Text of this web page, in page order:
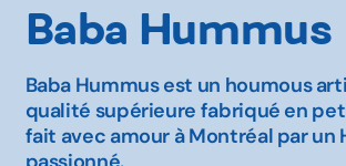
Baba Hummus
Baba Hummus est un houmous
qualité supérieure fabriqué en
fait avec amour à Montréal par un